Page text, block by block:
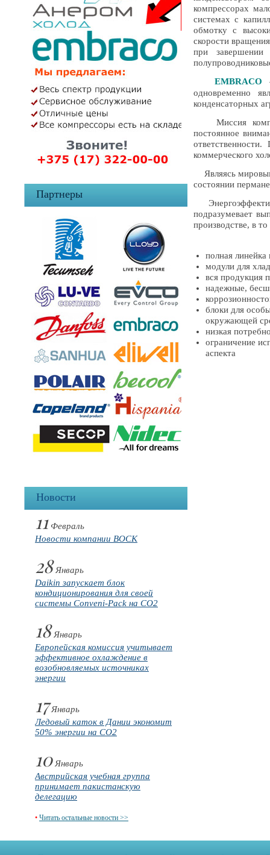
Партнеры
Новости
11 Февраль
Новости компании BOCK
28Январь
Daikin запускает блок
кондиционирования для своей
системы Conveni-Pack на CO2
18Январь
Европейская комиссия учитывает
эффективное охлаждение в
возобновляемых источниках
энергии
17Январь
Ледовый каток в Дании экономит
50% энергии на CO2
10Январь
Австрийская учебная группа
принимает пакистанскую
делегацию
• Читать остальные новости >>
компрессорах
системах с
обмотку с
скорости
при завершении
EMBRACO
одновременно
конденсаторных
Миссия
постоянное
коммерческого
Являясь
состоянии
подразумевает
производстве, в
полная
модули для
вся продукция
надежные,
блоки для
окружающей
низкая
ограничение
аспекта